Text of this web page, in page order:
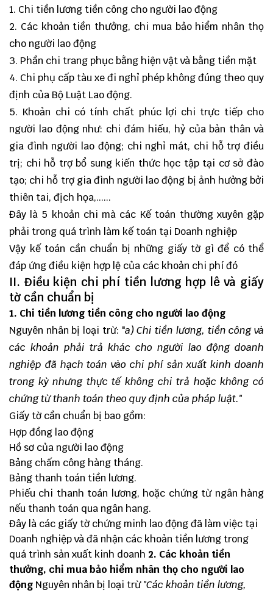
1. Chi tiền lương tiền công cho người lao động
2. Các khoản tiền thưởng, chi mua bảo hiểm nhân thọ
cho người lao động
3. Phần chi trang phục bằng hiện vật và bằng tiền mặt
4. Chi phụ cấp tàu xe đi nghỉ phép không đúng theo quy
định của Bộ Luật Lao động.
5. Khoản chi có tính chất phúc lợi chi trực tiếp cho
người lao động như: chi đám hiếu, hỷ của bản thân và
gia đình người lao động; chi nghỉ mát, chi hỗ trợ điều
trị; chi hỗ trợ bổ sung kiến thức học tập tại cơ sở đào
tạo; chi hỗ trợ gia đình người lao động bị ảnh hưởng bởi
thiên tai, địch họa,......
Đây là 5 khoản chi mà các Kế toán thường xuyên gặp
phải trong quá trình làm kế toán tại Doanh nghiệp
Vậy kế toán cần chuẩn bị những giấy tờ gì để có thể
đáp ứng điều kiện hợp lệ của các khoản chi phí đó
II. Điều kiện chi phí tiền lương hợp lê và giấy
tờ cần chuẩn bị
1. Chi tiền lương tiền công cho người lao động
Nguyên nhân bị loại trừ: "a) Chi tiền lương, tiền công và
các khoản phải trả khác cho người lao động doanh
nghiệp đã hạch toán vào chi phí sản xuất kinh doanh
trong kỳ nhưng thực tế không chi trả hoặc không có
chứng từ thanh toán theo quy định của pháp luật."
Giấy tờ cần chuẩn bị bao gồm:
Hợp đồng lao động
Hồ sơ của người lao động
Bảng chấm công hàng tháng.
Bảng thanh toán tiền lương.
Phiếu chi thanh toán lương, hoặc chứng từ ngân hàng
nếu thanh toán qua ngân hang.
Đây là các giấy tờ chứng minh lao động đã làm việc tại
Doanh nghiệp và đã nhận các khoản tiền lương trong
quá trình sản xuất kinh doanh 2. Các khoản tiền
thưởng, chi mua bảo hiểm nhân thọ cho người lao
động Nguyên nhân bị loại trừ"Các khoản tiền lương,